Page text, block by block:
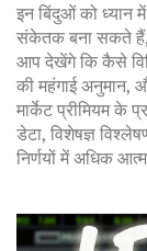
इन बिंदुओं को ध्यान
संकेतक बना सकते हैं,
आप देखेंगे कि कैसे
की महंगाई अनुमान,
मार्केट प्रीमियम के
डेटा, विशेषज्ञ
निर्णयों में अधिक